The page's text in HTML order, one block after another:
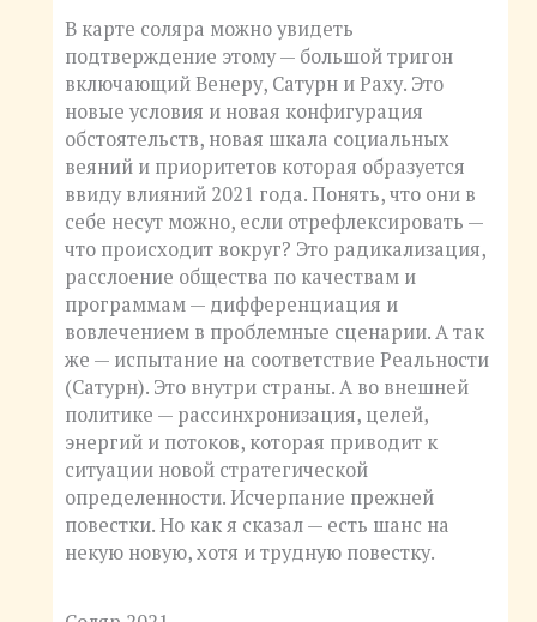
В карте соляра можно увидеть
подтверждение этому — большой тригон
включающий Венеру, Сатурн и Раху. Это
новые условия и новая конфигурация
обстоятельств, новая шкала социальных
веяний и приоритетов которая образуется
ввиду влияний 2021 года. Понять, что они в
себе несут можно, если отрефлексировать —
что происходит вокруг? Это радикализация,
расслоение общества по качествам и
программам — дифференциация и
вовлечением в проблемные сценарии. А так
же — испытание на соответствие Реальности
(Сатурн). Это внутри страны. А во внешней
политике — рассинхронизация, целей,
энергий и потоков, которая приводит к
ситуации новой стратегической
определенности. Исчерпание прежней
повестки. Но как я сказал — есть шанс на
некую новую, хотя и трудную повестку.